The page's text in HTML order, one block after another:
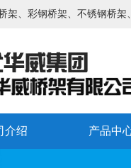
架、彩钢桥架、不锈钢桥架
介绍 产品中